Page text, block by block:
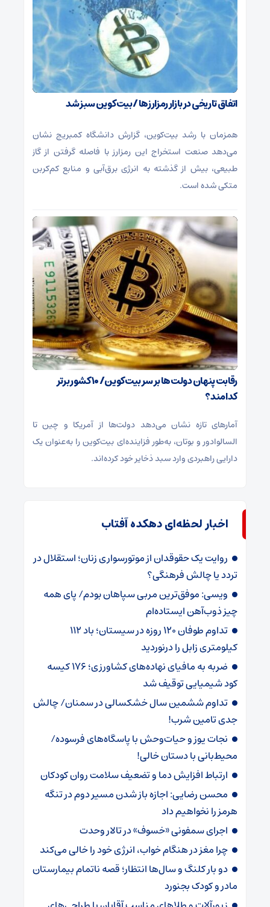
اتفاق تاریخی در بازار رمزارزها / بیت‌کوین سبز شد
همزمان با رشد بیت‌کوین، گزارش دانشگاه کمبریج نشان
می‌دهد صنعت استخراج این رمزارز با فاصله گرفتن از گاز
طبیعی، بیش از گذشته به انرژی برق‌آبی و منابع کم‌کربن
متکی شده است.
رقابت پنهان دولت‌ها بر سر بیت‌کوین/ ۱۰ کشور برتر
کدامند؟
آمارهای تازه نشان می‌دهد دولت‌ها از آمریکا و چین تا
السالوادور و بوتان، به‌طور فزاینده‌ای بیت‌کوین را به‌عنوان یک
دارایی راهبردی وارد سبد ذخایر خود کرده‌اند.
اخبار لحظه‌ای دهکده آفتاب
روایت یک حقوقدان از موتورسواری زنان؛ استقلال در
تردد یا چالش فرهنگی؟
ویسی: موفق‌ترین مربی سپاهان بودم/ پای همه
چیز ذوب‌آهن ایستاده‌ام
تداوم طوفان 120 روزه در سیستان؛ باد 112
کیلومتری ‌زابل را درنوردید
ضربه ‌به مافیای نهاده‌های کشاورزی؛ 176 کیسه
کود شیمیایی توقیف شد
تداوم ششمین سال خشکسالی در سمنان/ چالش‌
جدی‌ تامین شرب!
نجات یوز و حیات‌وحش با پاسگاه‌های فرسوده/
‌محیط‌بانی با دستان خالی!
ارتباط افزایش دما و تضعیف سلامت روان کودکان
محسن رضایی: اجازه باز شدن مسیر دوم در تنگه
هرمز را نخواهیم داد
اجرای سمفونی «خسوف» در تالار وحدت
چرا مغز در هنگام خواب، انرژی خود را خالی می‌کند
دو بار کلنگ و سال‌ها انتظار؛ قصه ناتمام بیمارستان
مادر و کودک بجنورد